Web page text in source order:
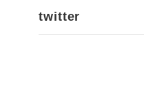
twitter